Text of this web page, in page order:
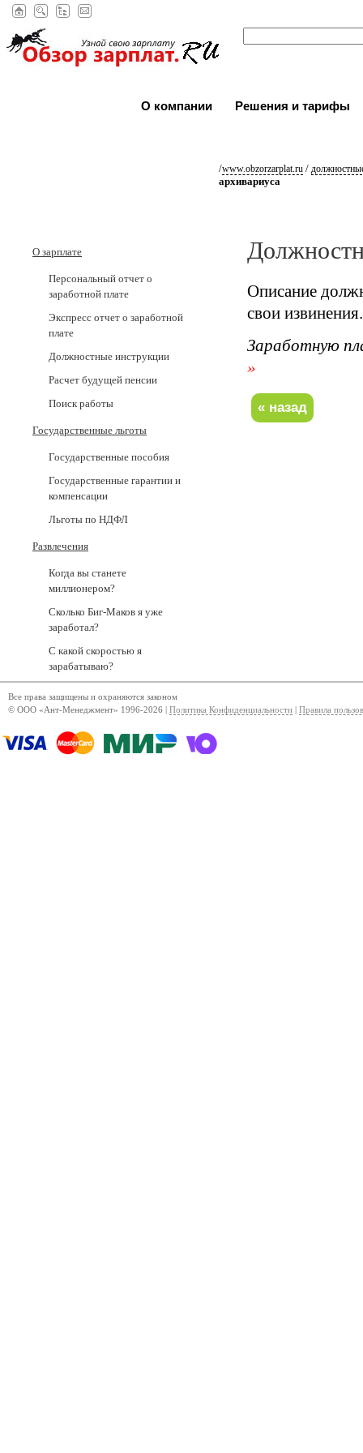
О компании Решения и тарифы
/www.obzorzarplat.ru /
архивариуса
О зарплате
Персональный отчет о
заработной плате
Экспресс отчет о заработной
плате
Должностные инструкции
Расчет будущей пенсии
Поиск работы
Государственные льготы
Государственные пособия
Государственные гарантии и
компенсации
Льготы по НДФЛ
Развлечения
Когда вы станете
миллионером?
Сколько Биг-Маков я уже
заработал?
С какой скоростью я
зарабатываю?
Описание
свои извинения.
Заработную
»
Все права защищены и охраняются законом
© ООО «Ант-Менеджмент» 1996-2026 | Политика Конфиденциальности Правила